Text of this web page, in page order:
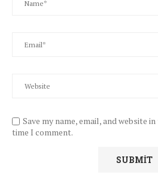
Save my name, email, and website
time I comment.